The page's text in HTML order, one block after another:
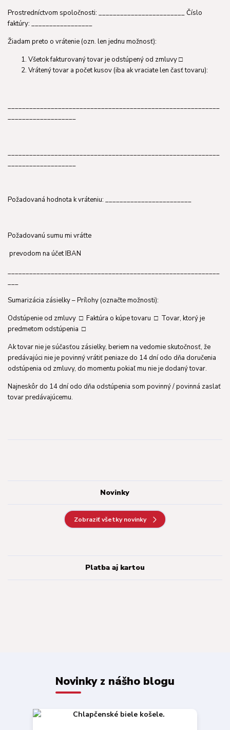
Novinky
Zobraziť všetky novinky
Platba aj kartou
Prostredníctvom spoločnosti: ________________________ Číslo
faktúry: _________________
Žiadam preto o vrátenie (ozn. len jednu možnosť):
Všetok fakturovaný tovar je odstúpený od zmluvy □
Vrátený tovar a počet kusov (iba ak vraciate len časť tovaru):
___________________________________________________________
___________________
___________________________________________________________
___________________
Požadovaná hodnota k vráteniu: ________________________
Požadovanú sumu mi vráťte
prevodom na účet IBAN
___________________________________________________________
___
Sumarizácia zásielky – Prílohy (označte možnosti):
Odstúpenie od zmluvy □ Faktúra o kúpe tovaru □ Tovar, ktorý je
predmetom odstúpenia □
Ak tovar nie je súčasťou zásielky, beriem na vedomie skutočnosť, že
predávajúci nie je povinný vrátiť peniaze do 14 dní odo dňa doručenia
odstúpenia od zmluvy, do momentu pokiaľ mu nie je dodaný tovar.
Najneskôr do 14 dní odo dňa odstúpenia som povinný / povinná zaslať
tovar predávajúcemu.
Novinky z nášho blogu